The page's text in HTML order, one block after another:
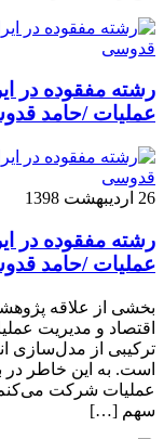
رشته مفقوده در
عملیات /حامد
26 اردیبهشت 1398
رشته مفقوده در
عملیات /حامد
بخشی از علاقه
اقتصاد و مدیریت
ترکیبی از مدل‌سازی
است. به این خاطر
عملیات شرکت
سهم […]